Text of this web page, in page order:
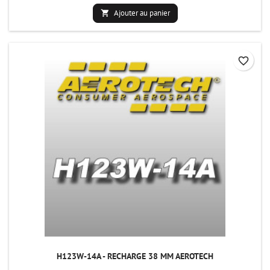
 Ajouter au panier
H123W-14A - RECHARGE 38 MM AEROTECH
favorite_border